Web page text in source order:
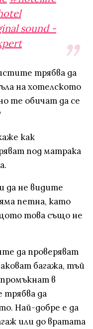
sound -
трябва да
на хотелското
те обичат да се
как
под матрака
да не видите
петна, като
това също не
да проверяват
багажа, тъй
в
трябва да
Най-добре е да
или до вратата